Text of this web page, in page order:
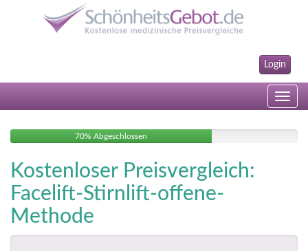
Login
Toggle
70% Abgeschlossen
Kostenloser Preisvergleich:
Facelift-Stirnlift-offene-
Methode